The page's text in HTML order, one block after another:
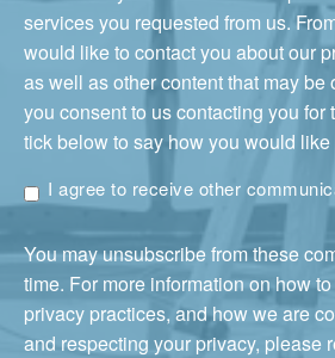
services you requested from us.
would like to contact you about our
as well as other content that may be
you consent to us contacting you
tick below to say how you would like
I agree to receive other
You may unsubscribe from these
time. For more information on how
privacy practices, and how we are
and respecting your privacy, please